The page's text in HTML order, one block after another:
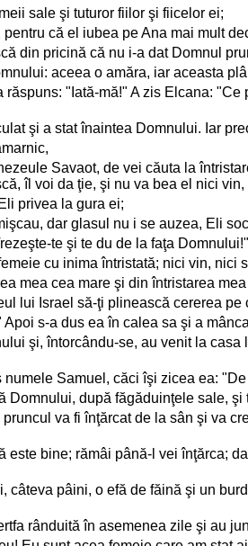
sale şi tuturor fiilor şi fiicelor ei;
că el iubea pe Ana mai mult
din pricină că nu i-a dat Domnul
aceea o amăra, iar aceasta
"Iată-mă!" A zis Elcana:
şi a stat înaintea Domnului. Iar
Savaot, de vei căuta la
îl voi da ţie, şi nu va bea el nici
privea la gura ei;
dar glasul nu i se auzea, Eli
te şi te du de la faţa Domnului!"
cu inima întristată; nici vin,
mea cea mare şi din întristarea
lui Israel să-ţi plinească cererea pe
s-a dus ea în calea sa şi a
şi, întorcându-se, au venit la
Samuel, căci îşi zicea ea:
după făgăduinţele sale,
va fi înţărcat de la sân şi va
este bine; rămâi până-l vei înţărca;
câteva pâini, o efă de făină şi un
rânduită în asemenea zile şi au